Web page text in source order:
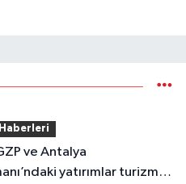
yatırımlar turizme